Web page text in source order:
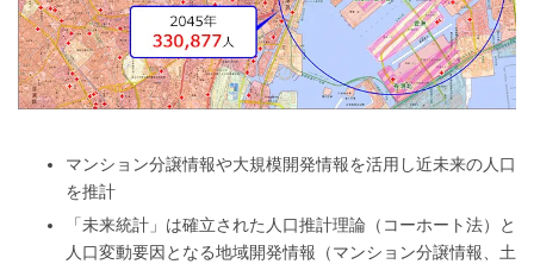
マンション分譲情報や大規模開発情報を活用し近未来の人口
を推計
「未来統計」は確立された人口推計理論（コーホート法）と
人口変動要因となる地域開発情報（マンション分譲情報、土